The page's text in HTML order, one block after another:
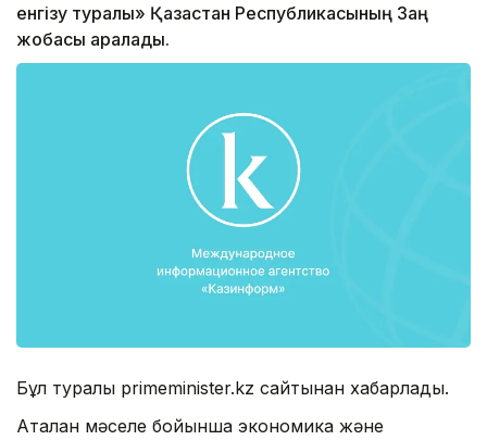
енгізу туралы» Қазақстан Республикасының Заң
жобасы қаралады.
Бұл туралы primeminister.kz сайтынан хабарлады.
Аталған мәселе бойынша экономика және